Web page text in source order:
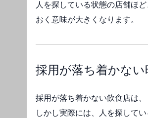
人を探している状態の店舗ほ
おく意味が大きくなります。
採用が落ち着かな
採用が落ち着かない飲食店は
しかし実際には、人を探して